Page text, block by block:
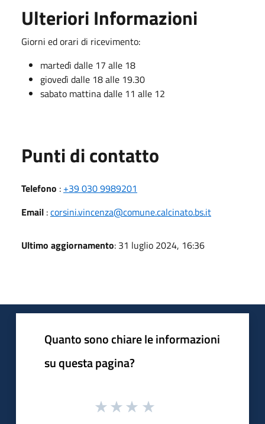
Ulteriori Informazioni
Giorni ed orari di ricevimento:
martedì dalle 17 alle 18
giovedì dalle 18 alle 19.30
sabato mattina dalle 11 alle 12
Punti di contatto
Telefono : +39 030 9989201
Email :corsini.vincenza@comune.calcinato.bs.it
Ultimo aggiornamento: 31 luglio 2024, 16:36
Quanto sono chiare le informazioni
su questa pagina?